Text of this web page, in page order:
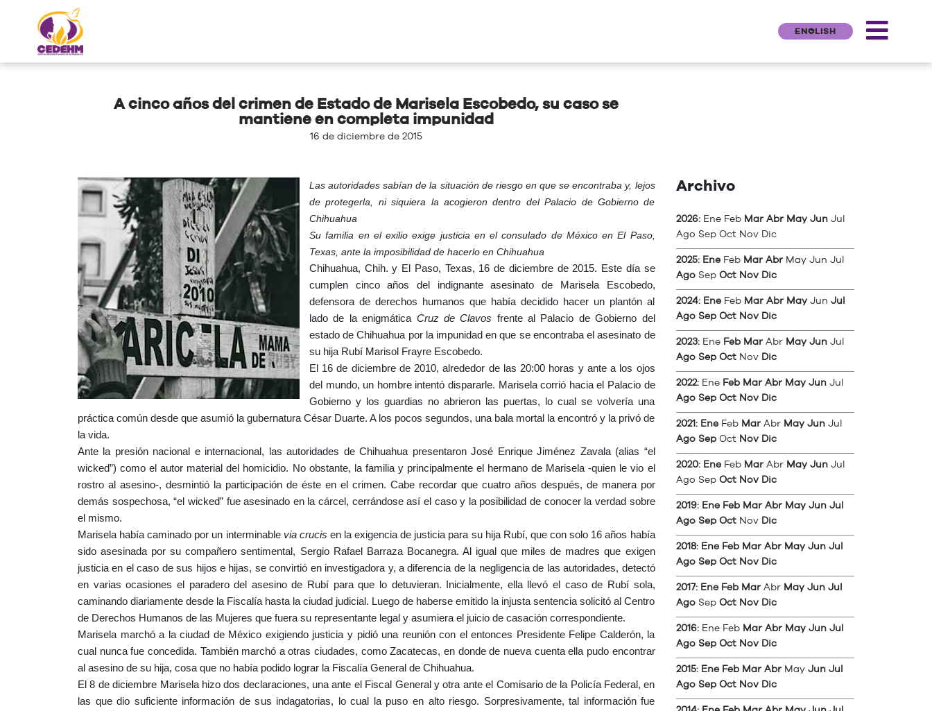
ENGLISH
A cinco años del crimen de Estado de Marisela Escobedo, su caso se
mantiene en completa impunidad
16 de diciembre de 2015
Las autoridades sabían de la situación de riesgo en que se encontraba y, lejos
de protegerla, ni siquiera la acogieron dentro del Palacio de Gobierno de
Chihuahua
Su familia en el exilio exige justicia en el consulado de México en El Paso,
Texas, ante la imposibilidad de hacerlo en Chihuahua
Chihuahua, Chih. y El Paso, Texas, 16 de diciembre de 2015. Este día se
cumplen cinco años del indignante asesinato de Marisela Escobedo,
defensora de derechos humanos que había decidido hacer un plantón al
lado de la enigmática Cruz de Clavos frente al Palacio de Gobierno del
estado de Chihuahua por la impunidad en que se encontraba el asesinato de
su hija Rubí Marisol Frayre Escobedo.
El 16 de diciembre de 2010, alrededor de las 20:00 horas y ante a los ojos
del mundo, un hombre intentó dispararle. Marisela corrió hacia el Palacio de
Gobierno y los guardias no abrieron las puertas, lo cual se volvería una
práctica común desde que asumió la gubernatura César Duarte. A los pocos segundos, una bala mortal la encontró y la privó de
la vida.
Ante la presión nacional e internacional, las autoridades de Chihuahua presentaronJosé Enrique Jiménez Zavala (alias “el
wicked”) como el autor material del homicidio. No obstante, la familia y principalmente el hermano de Marisela -quien le vio el
rostro al asesino-, desmintió la participación de éste en el crimen. Cabe recordar que cuatro años después, de manera por
demás sospechosa, “el wicked” fue asesinado en la cárcel, cerrándose así el caso y la posibilidad de conocer la verdad sobre
el mismo.
Marisela había caminado por un interminable via crucis en la exigencia de justicia para su hija Rubí, que con solo 16 años había
sido asesinada por su compañero sentimental, Sergio Rafael Barraza Bocanegra. Al igual que miles de madres que exigen
justicia en el caso de sus hijos e hijas, se convirtió en investigadora y, a diferencia de la negligencia de las autoridades, detectó
en varias ocasiones el paradero del asesino de Rubí para que lo detuvieran. Inicialmente, ella llevó el caso de Rubí sola,
caminando diariamente desde la Fiscalía hasta la ciudad judicial. Luego de haberse emitido la injusta sentencia solicitó al Centro
de Derechos Humanos de las Mujeres que fuera su representante legal y asumiera el juicio de casación correspondiente.
Marisela marchó a la ciudad de México exigiendo justicia y pidió una reunión con el entonces Presidente Felipe Calderón, la
cual nunca fue concedida. También marchó a otras ciudades, como Zacatecas, en donde de nueva cuenta ella pudo encontrar
al asesino de su hija, cosa que no había podido lograr la Fiscalía General de Chihuahua.
El 8 de diciembre Marisela hizo dos declaraciones, una ante el Fiscal General y otra ante el Comisario de la Policía Federal, en
las que dio suficiente información de sus indagatorias, lo cual la puso en alto riesgo. Sorpresivamente, tal información fue
Archivo
2026: Ene Feb Mar Abr May Jun Jul
Ago Sep Oct Nov Dic
2025: Ene Feb Mar Abr May Jun Jul
Ago Sep Oct Nov Dic
2024: Ene Feb Mar Abr May Jun Jul
Ago Sep Oct Nov Dic
2023: Ene Feb Mar Abr May Jun Jul
Ago Sep Oct Nov Dic
2022: Ene Feb Mar Abr May Jun Jul
Ago Sep Oct Nov Dic
2021: Ene Feb Mar Abr May Jun Jul
Ago Sep Oct Nov Dic
2020: Ene Feb Mar Abr May Jun Jul
Ago Sep Oct Nov Dic
2019: Ene Feb Mar Abr May Jun Jul
Ago Sep Oct Nov Dic
2018: Ene Feb Mar Abr May Jun Jul
Ago Sep Oct Nov Dic
2017: Ene Feb Mar Abr May Jun Jul
Ago Sep Oct Nov Dic
2016: Ene Feb Mar Abr May Jun Jul
Ago Sep Oct Nov Dic
2015: Ene Feb Mar Abr May Jun Jul
Ago Sep Oct Nov Dic